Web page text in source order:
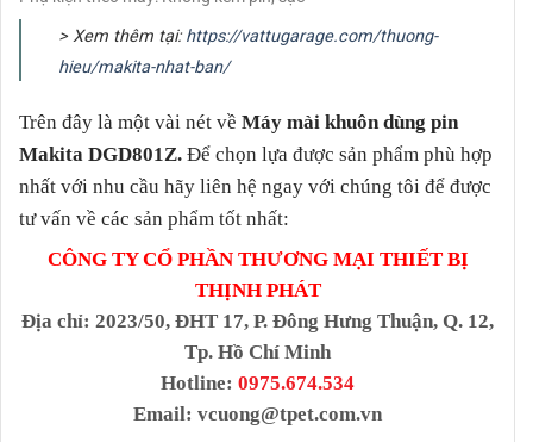
> Xem thêm tại:https://vattugarage.com/thuong-
hieu/makita-nhat-ban/
Trên đây là một vài nét về Máy mài khuôn dùng pin
Makita DGD801Z. Để chọn lựa được sản phẩm phù hợp
nhất với nhu cầu hãy liên hệ ngay với chúng tôi để được
tư vấn về các sản phẩm tốt nhất:
CÔNG TY CỔ PHẦN THƯƠNG MẠI THIẾT BỊ
THỊNH PHÁT
Địa chỉ: 2023/50, ĐHT 17, P. Đông Hưng Thuận, Q. 12,
Tp. Hồ Chí Minh
Hotline: 0975.674.534
Email: vcuong@tpet.com.vn